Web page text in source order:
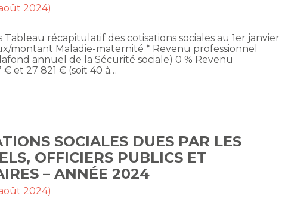
2024)
récapitulatif des cotisations sociales au 1er janvier
montant Maladie-maternité * Revenu professionnel
annuel de la Sécurité sociale) 0 % Revenu
et 27 821 € (soit 40 à…
SOCIALES DUES PAR LES
OFFICIERS PUBLICS ET
– ANNÉE 2024
2024)